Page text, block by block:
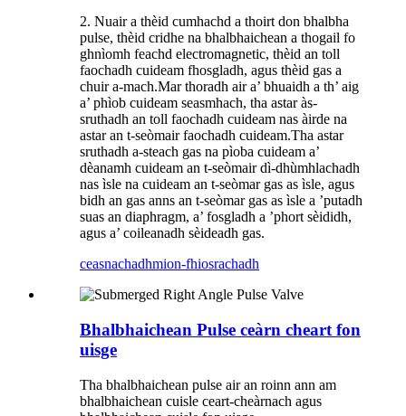
2. Nuair a thèid cumhachd a thoirt don bhalbha
pulse, thèid cridhe na bhalbhaichean a thogail fo
ghnìomh feachd electromagnetic, thèid an toll
faochadh cuideam fhosgladh, agus thèid gas a
chuir a-mach.Mar thoradh air a’ bhuaidh a th’ aig
a’ phìob cuideam seasmhach, tha astar às-
sruthadh an toll faochadh cuideam nas àirde na
astar an t-seòmair faochadh cuideam.Tha astar
sruthadh a-steach gas na pìoba cuideam a’
dèanamh cuideam an t-seòmair dì-dhùmhlachadh
nas ìsle na cuideam an t-seòmar gas as ìsle, agus
bidh an gas anns an t-seòmar gas as ìsle a ’putadh
suas an diaphragm, a’ fosgladh a ’phort sèididh,
agus a’ coileanadh sèideadh gas.
ceasnachadhmion-fhiosrachadh
Bhalbhaichean Pulse ceàrn cheart fon
uisge
Tha bhalbhaichean pulse air an roinn ann am
bhalbhaichean cuisle ceart-cheàrnach agus